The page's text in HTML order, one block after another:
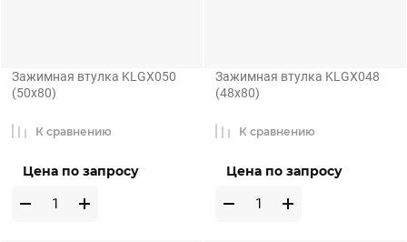
Зажимная втулка KLGX050
(50x80)
Цена по запросу
К сравнению
Зажимная втулка KLGX048
(48x80)
Цена по запросу
К сравнению